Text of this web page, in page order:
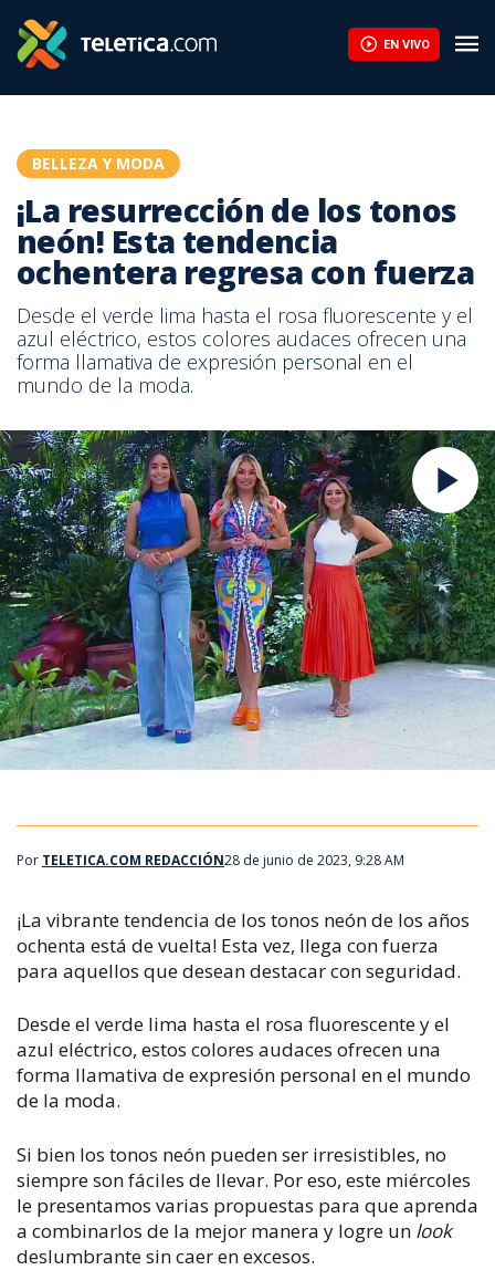
EN VIVO
BELLEZA Y MODA
¡La resurrección de los tonos
neón! Esta tendencia
ochentera regresa con fuerza
Desde el verde lima hasta el rosa fluorescente y el
azul eléctrico, estos colores audaces ofrecen una
forma llamativa de expresión personal en el
mundo de la moda.
Por TELETICA.COM REDACCIÓN28 de junio de 2023, 9:28 AM
¡La vibrante tendencia de los tonos neón de los años
ochenta está de vuelta! Esta vez, llega con fuerza
para aquellos que desean destacar con seguridad.
Desde el verde lima hasta el rosa fluorescente y el
azul eléctrico, estos colores audaces ofrecen una
forma llamativa de expresión personal en el mundo
de la moda.
Si bien los tonos neón pueden ser irresistibles, no
siempre son fáciles de llevar. Por eso, este miércoles
le presentamos varias propuestas para que aprenda
a combinarlos de la mejor manera y logre un look
deslumbrante sin caer en excesos.